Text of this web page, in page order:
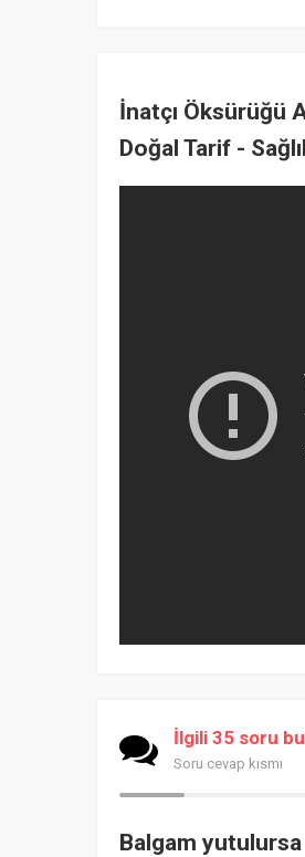
İnatçı Öksürüğü
Doğal Tarif -
İlgili 35 soru
Soru cevap kısmı
Balgam